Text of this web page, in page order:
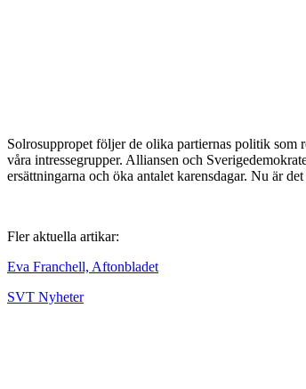
Solrosuppropet följer de olika partiernas politik
våra intressegrupper. Alliansen och
ersättningarna och öka antalet karensdagar. Nu är
Fler aktuella artikar:
Eva Franchell, Aftonbladet
SVT Nyheter